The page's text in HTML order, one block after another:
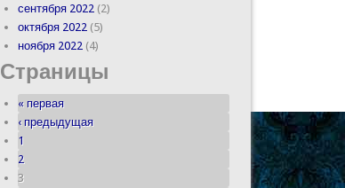
сентября 2022 (2)
октября 2022 (5)
ноября 2022 (4)
Страницы
« первая
‹ предыдущая
1
2
3